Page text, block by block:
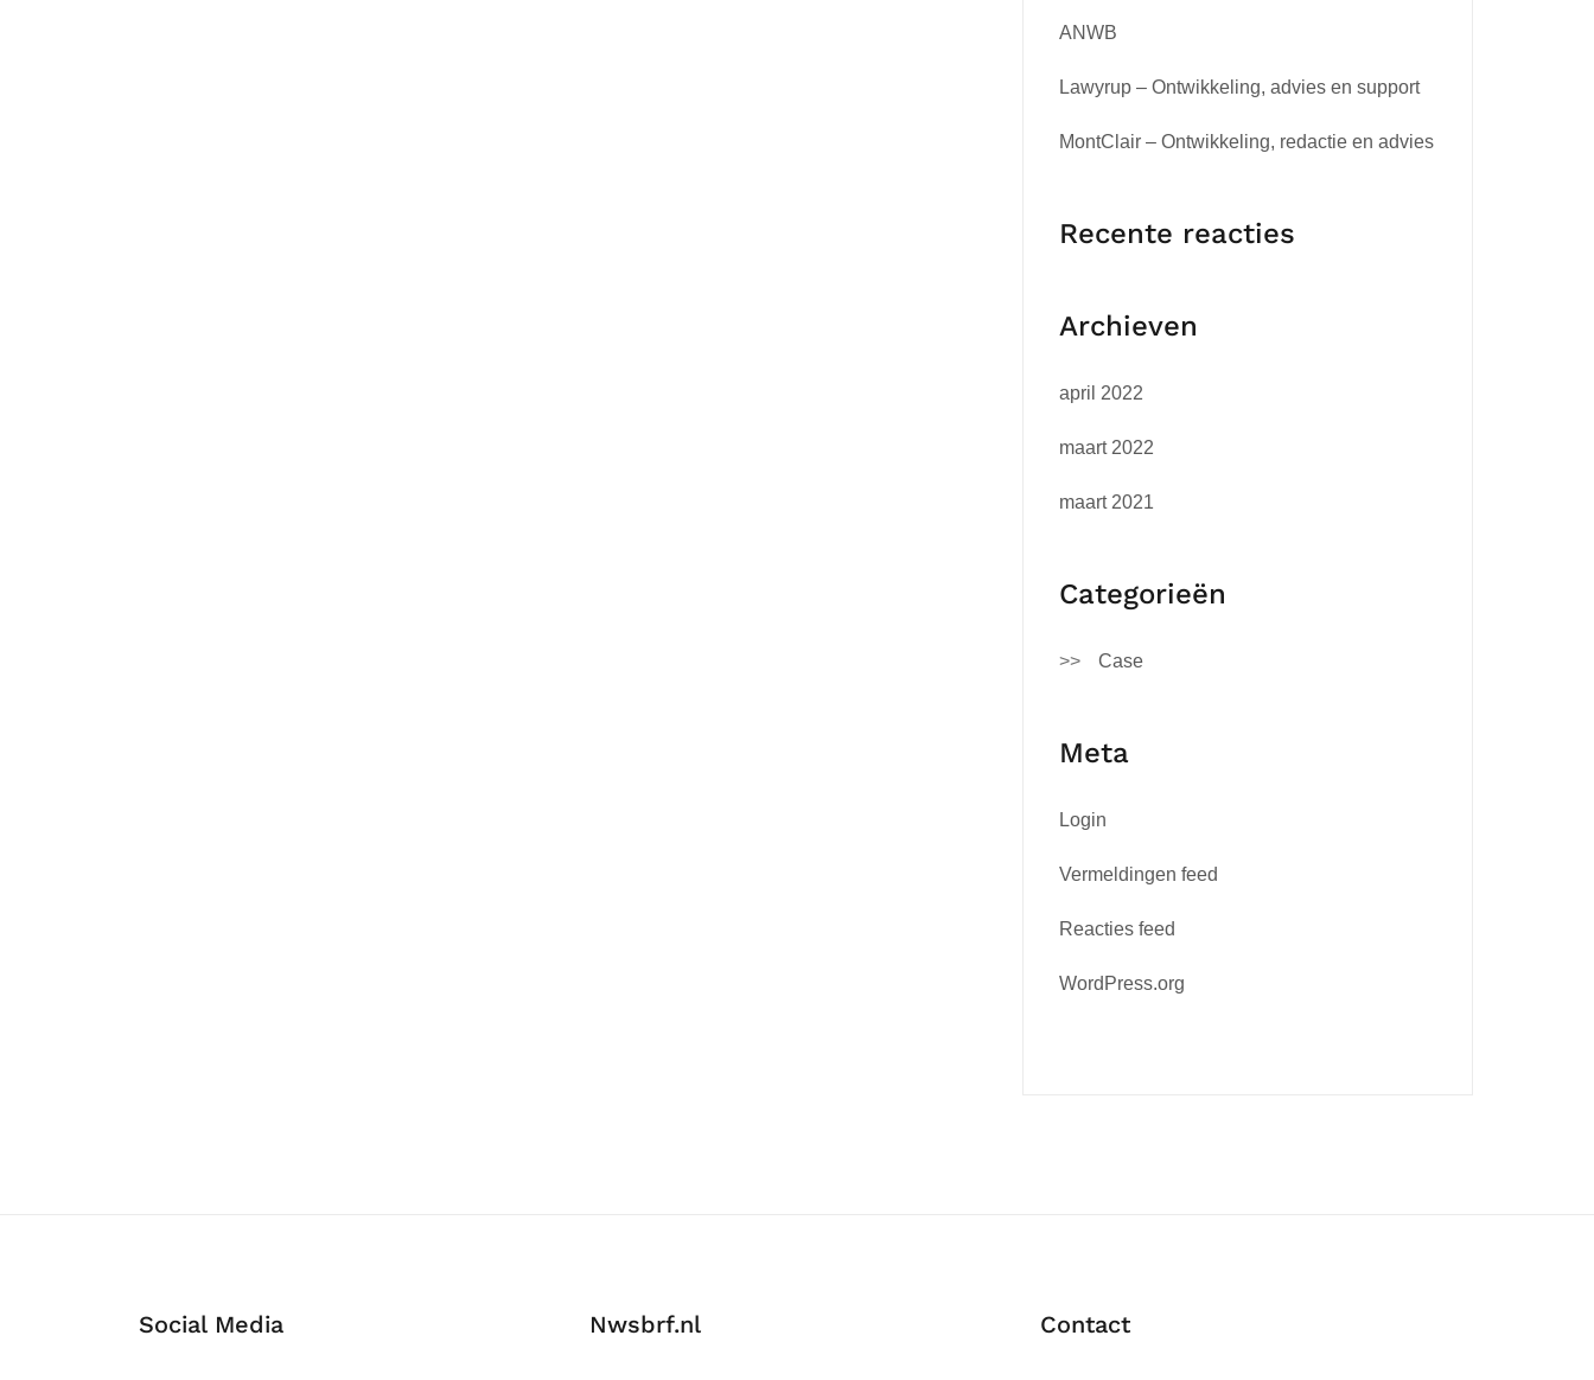
ANWB
Lawyrup – Ontwikkeling, advies en support
MontClair – Ontwikkeling, redactie en advies
Recente reacties
Archieven
april 2022
maart 2022
maart 2021
Categorieën
Case
Meta
Login
Vermeldingen feed
Reacties feed
WordPress.org
Social Media Nwsbrf.nl Contact